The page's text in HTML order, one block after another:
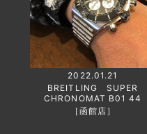
2022.01.21
BREITLING SUPER
CHRONOMAT B01 44
［函館店］